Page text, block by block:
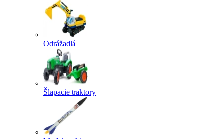
Odrážadlá
Šlapacie traktory